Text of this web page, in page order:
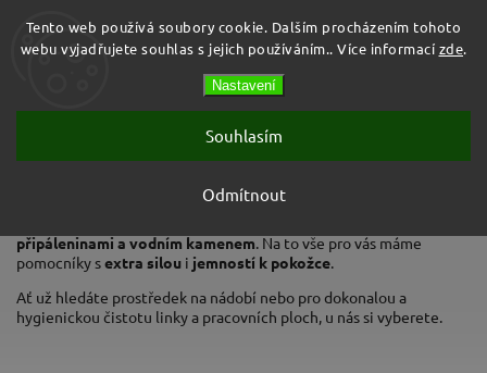
Tento web používá soubory cookie. Dalším procházením tohoto
webu vyjadřujete souhlas s jejich používáním.. Více informací zde.
Nastavení
Odmítnout
Souhlasím
připáleninami a vodním kamenem. Na to vše pro vás máme
pomocníky sextra silou i jemností k pokožce.
Ať už hledáte prostředek na nádobí nebo pro dokonalou a
hygienickou čistotu linky a pracovních ploch, u nás si vyberete.